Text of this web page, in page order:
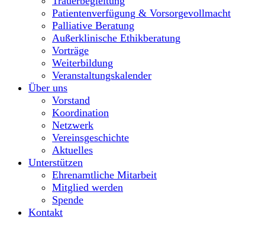
Patientenverfügung & Vorsorgevollmacht
Palliative Beratung
Außerklinische Ethikberatung
Vorträge
Weiterbildung
Veranstaltungskalender
Über uns
Vorstand
Koordination
Netzwerk
Vereinsgeschichte
Aktuelles
Unterstützen
Ehrenamtliche Mitarbeit
Mitglied werden
Spende
Kontakt